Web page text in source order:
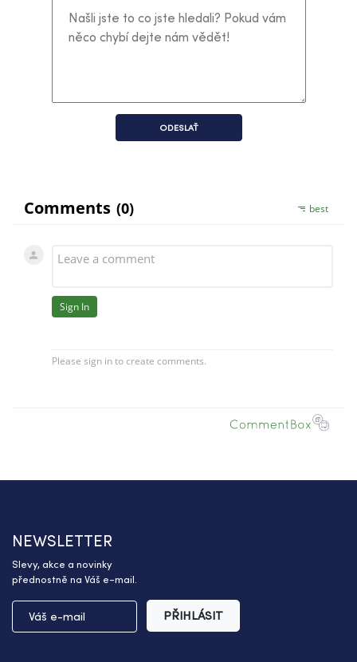
ODESLAŤ
NEWSLETTER
Slevy, akce a novinky
přednostně na Váš e-mail.
PŘIHLÁSIT